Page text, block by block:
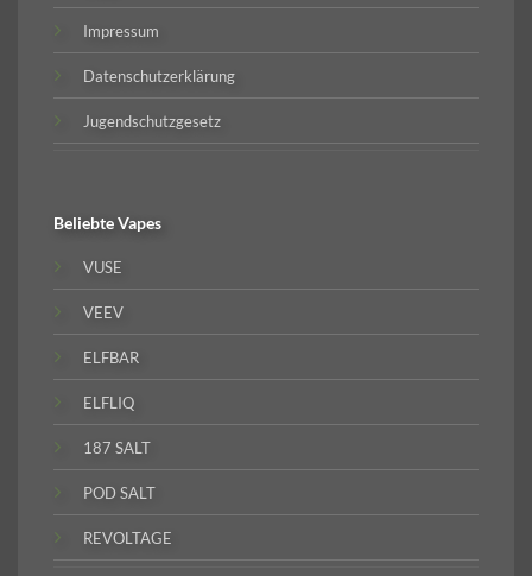
Impressum
Datenschutzerklärung
Jugendschutzgesetz
BeliebteVapes
VUSE
VEEV
ELFBAR
ELFLIQ
187 SALT
POD SALT
REVOLTAGE